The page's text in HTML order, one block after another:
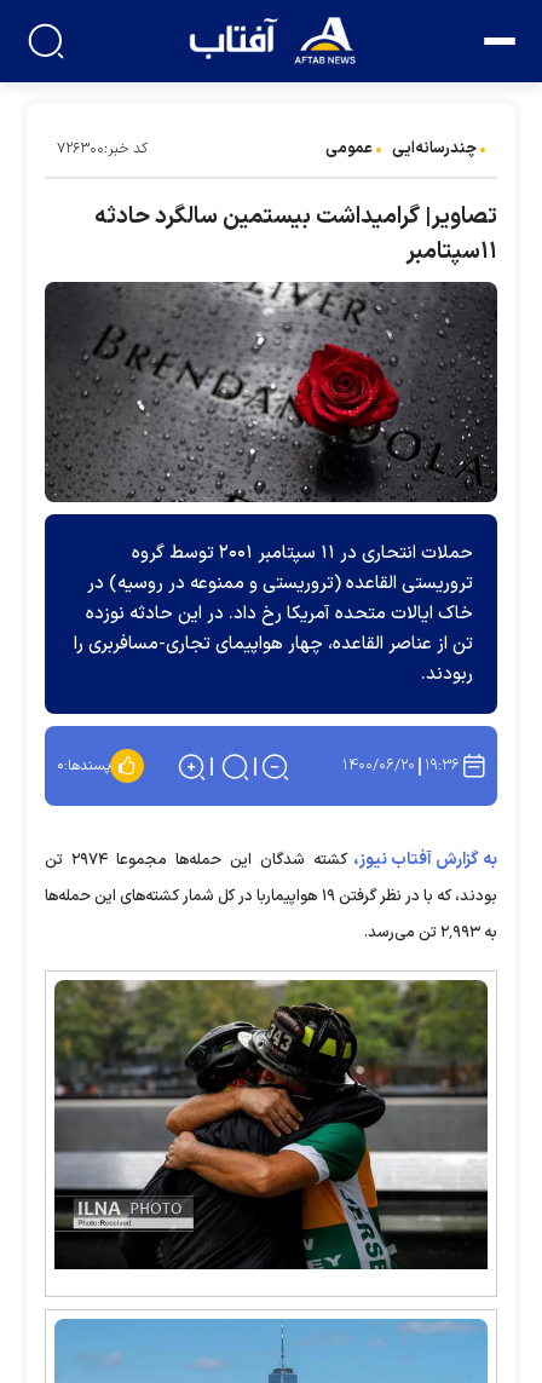
چندرسانه‌ایی عمومی کد خبر:۷۲۶۳۰۰
تصاویر| گرامیداشت بیستمین سالگرد حادثه
۱۱سپتامبر
حملات انتحاری در ۱۱ سپتامبر ۲۰۰۱ توسط گروه
تروریستی القاعده (تروریستی و ممنوعه در روسیه) در
خاک ایالات متحده آمریکا رخ داد. در این حادثه نوزده
تن از عناصر القاعده، چهار هواپیمای تجاری-مسافربری را
ربودند.
۱۹:۳۶ ۱۴۰۰/۰۶/۲۰ پسندها:۰
به گزارش آفتاب نیوز،
کشته شدگان این حمله‌ها مجموعا ۲۹۷۴ تن
بودند، که با در نظر گرفتن ۱۹ هواپیماربا در کل شمار کشته‌های این حمله‌ها
به ۲٬۹۹۳ تن می‌رسد.